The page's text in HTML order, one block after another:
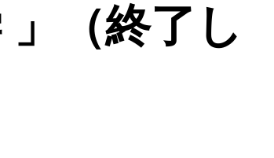
（終了し